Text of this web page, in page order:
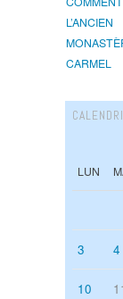
L’ANCIEN
CARMEL
LUN
3 4
10